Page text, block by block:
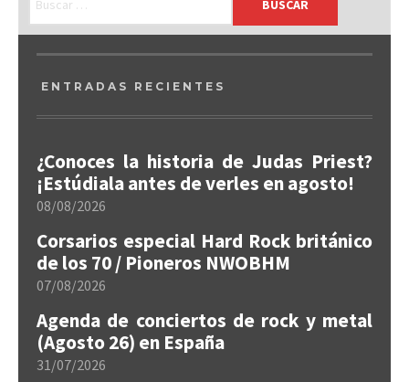
ENTRADAS RECIENTES
¿Conoces la historia de Judas Priest?
¡Estúdiala antes de verles en agosto!
08/08/2026
Corsarios especial Hard Rock británico
de los 70 / Pioneros NWOBHM
07/08/2026
Agenda de conciertos de rock y metal
(Agosto 26) en España
31/07/2026